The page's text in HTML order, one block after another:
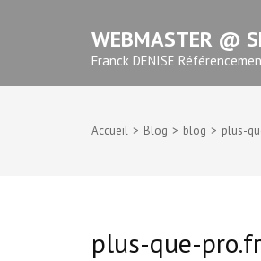
(Pressez
WEBMASTER @
Franck DENISE
Accueil > Blog > blog > plus-
plus-que-